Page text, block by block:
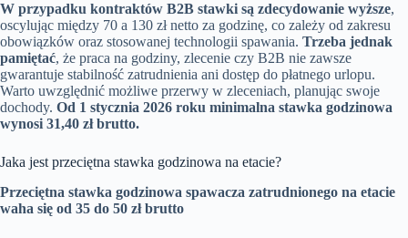
W przypadku kontraktów B2B stawki są zdecydowanie wyższe,
oscylując między 70 a 130 zł netto za godzinę, co zależy od zakresu
obowiązków oraz stosowanej technologii spawania. Trzeba jednak
pamiętać, że praca na godziny, zlecenie czy B2B nie zawsze
gwarantuje stabilność zatrudnienia ani dostęp do płatnego urlopu.
Warto uwzględnić możliwe przerwy w zleceniach, planując swoje
dochody. Od 1 stycznia 2026 roku minimalna stawka godzinowa
wynosi 31,40 zł brutto.
Jaka jest przeciętna stawka godzinowa na etacie?
Przeciętna stawka godzinowa spawacza zatrudnionego na etacie
waha się od 35 do 50 zł brutto